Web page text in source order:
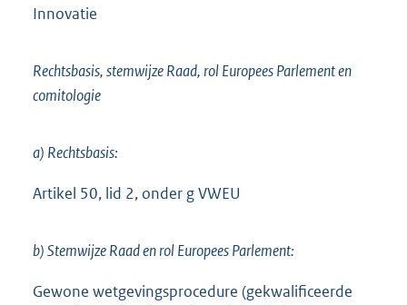
Innovatie
Rechtsbasis, stemwijze Raad, rol Europees Parlement en
comitologie
a) Rechtsbasis:
Artikel 50, lid 2, onder g VWEU
b) Stemwijze Raad en rol Europees Parlement:
Gewone wetgevingsprocedure (gekwalificeerde